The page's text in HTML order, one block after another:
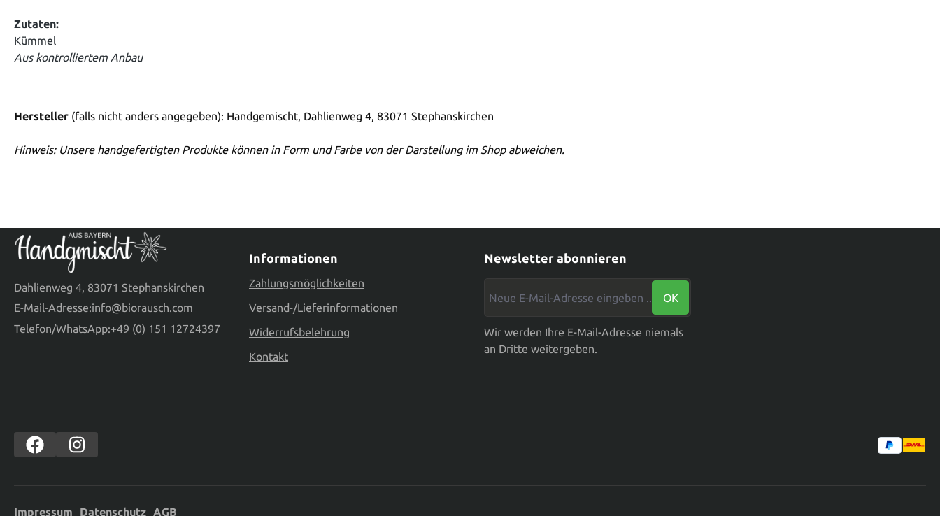
Zutaten:
Kümmel
Aus kontrolliertem Anbau
Hersteller (falls nicht anders angegeben): Handgemischt, Dahlienweg 4, 83071 Stephanskirchen
Hinweis: Unsere handgefertigten Produkte können in Form und Farbe von der Darstellung im Shop abweichen.
Dahlienweg 4, 83071 Stephanskirchen
E-Mail-Adresse:info@biorausch.com
Telefon/WhatsApp:+49 (0) 151 12724397
Informationen
Zahlungsmöglichkeiten
Versand-/Lieferinformationen
Widerrufsbelehrung
Kontakt
Newsletter abonnieren
Neue E-Mail-Adresse eingeben ...*
OK
Wir werden Ihre E-Mail-Adresse niemals
an Dritte weitergeben.
Impressum Datenschutz AGB